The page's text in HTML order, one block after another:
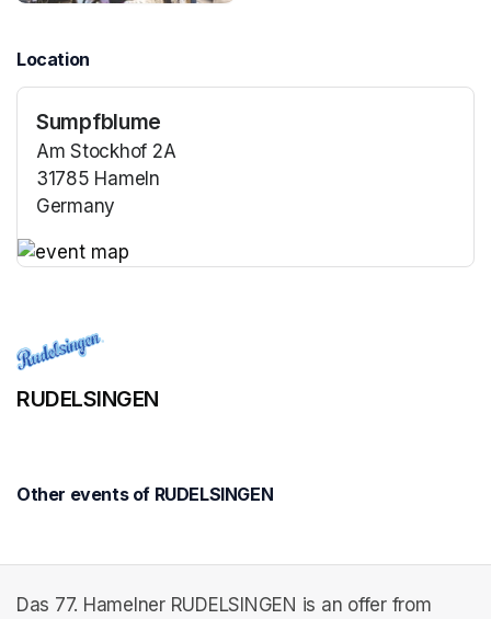
Location
Sumpfblume
Am Stockhof 2A
31785 Hameln
Germany
RUDELSINGEN
Other events of RUDELSINGEN
Das 77. Hamelner RUDELSINGEN is an offer from